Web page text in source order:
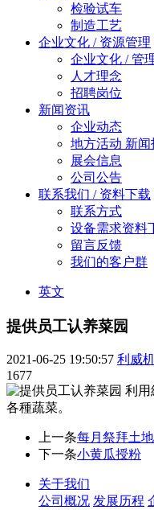
检验试车
制造工艺
企业文化 / 资源管理
企业文化 / 管
人才理念
招聘岗位
新闻资讯
企业动态
地方活动 新闻
展会信息
公司公告
联系我们 / 资料下载
联系方式
设备需求资料
留言反馈
我们的客户群
英文
提供员工认养菜园
2021-06-25 19:50:57 利威
1677
利用
各種蔬菜。
上一条每月祭拜土
下一条小黄瓜授粉
关于我们
公司概况 发展历程